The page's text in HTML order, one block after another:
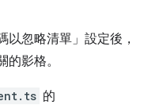
忽略清單」 設定後，
影格。
的